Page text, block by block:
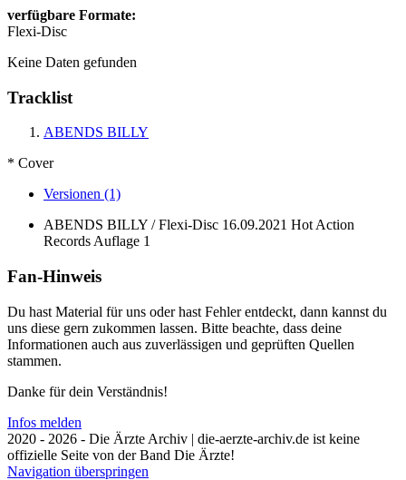
verfügbare Formate:
Flexi-Disc
Keine Daten gefunden
Tracklist
ABENDS BILLY
* Cover
Versionen (1)
ABENDS BILLY / Flexi-Disc 16.09.2021 Hot Action
Records Auflage 1
Fan-Hinweis
Du hast Material für uns oder hast Fehler entdeckt, dann kannst du
uns diese gern zukommen lassen. Bitte beachte, dass deine
Informationen auch aus zuverlässigen und geprüften Quellen
stammen.
Danke für dein Verständnis!
Infos melden
2020 - 2026 - Die Ärzte Archiv | die-aerzte-archiv.de ist keine
offizielle Seite von der Band Die Ärzte!
Navigation überspringen